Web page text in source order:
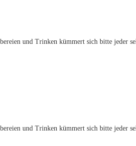
und Trinken kümmert sich bitte jeder
und Trinken kümmert sich bitte jeder